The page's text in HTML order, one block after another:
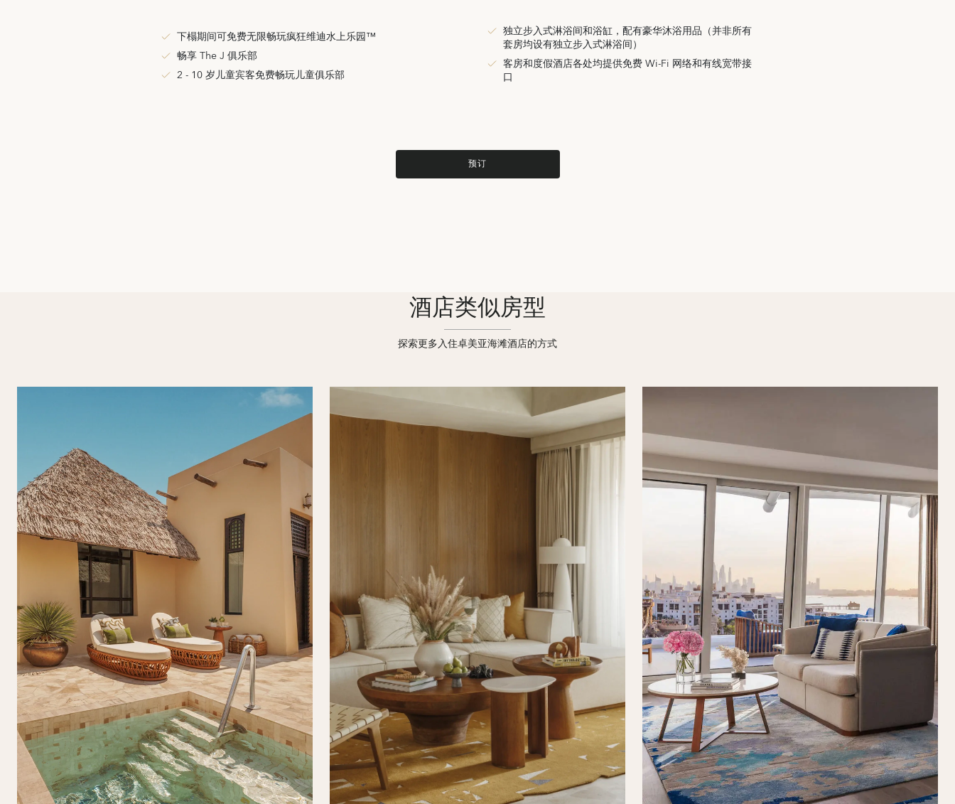
下榻期间可免费无限畅玩疯狂维迪水上乐园™
畅享 The J 俱乐部
2 - 10 岁儿童宾客免费畅玩儿童俱乐部
独立步入式淋浴间和浴缸，配有豪华沐浴用品（并非所有
套房均设有独立步入式淋浴间）
客房和度假酒店各处均提供免费 Wi-Fi 网络和有线宽带接
口
预订
酒店类似房型
探索更多入住卓美亚海滩酒店的方式